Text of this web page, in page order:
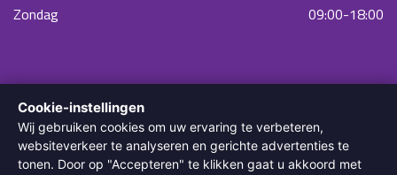
Zondag
09:00-18:00
© 2022 Diodella Laser & Skin Clinic. Alle rechten voorbehouden.
Cookie-instellingen
Wij gebruiken cookies om uw ervaring te verbeteren,
websiteverkeer te analyseren en gerichte advertenties te
tonen. Door op "Accepteren" te klikken gaat u akkoord met